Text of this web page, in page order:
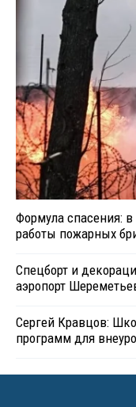
Формула спасения:
работы пожарных
Спецборт и
аэропорт
Сергей Кравцов:
программ для